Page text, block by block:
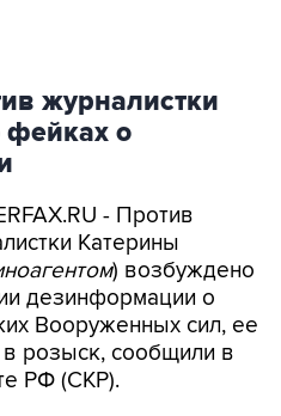
журналистки
фейках о
- Против
Катерины
) возбуждено
дезинформации о
Вооруженных сил, ее
в розыск, сообщили в
РФ (СКР).